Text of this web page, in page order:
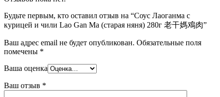
Будьте первым, кто оставил отзыв на “Соус Лаоганма с
курицей и чили Lao Gan Ma (старая няня) 280г 老干媽鳮肉”
Ваш адрес email не будет опубликован. Обязательные поля
помечены *
Ваша оценка
Ваш отзыв *